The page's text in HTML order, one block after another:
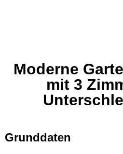
Moderne
mit 3
Grunddaten